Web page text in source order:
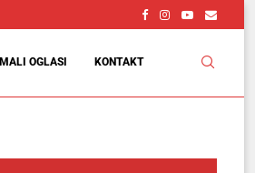
MALI OGLASI KONTAKT